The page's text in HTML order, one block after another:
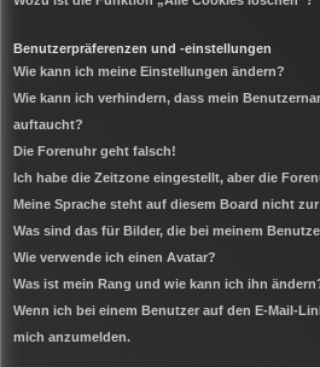
Benutzerpräferenzen und -einstellungen
Wie kann ich meine Einstellungen ändern?
Wie kann ich verhindern, dass mein
auftaucht?
Die Forenuhr geht falsch!
Ich habe die Zeitzone eingestellt, aber die
Meine Sprache steht auf diesem Board nicht
Was sind das für Bilder, die bei meinem
Wie verwende ich einen Avatar?
Was ist mein Rang und wie kann ich ihn
Wenn ich bei einem Benutzer auf den E-Mail-
mich anzumelden.